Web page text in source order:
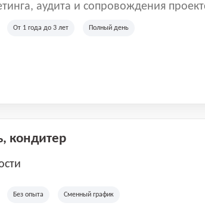
аудита и сопровождения
Казахстана и Беларуси,
От 1 года до 3 лет Полный день
кондитер
Без опыта Сменный график